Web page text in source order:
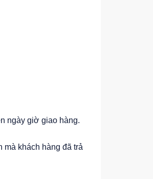
ngày giờ giao hàng.
mà khách hàng đã trả